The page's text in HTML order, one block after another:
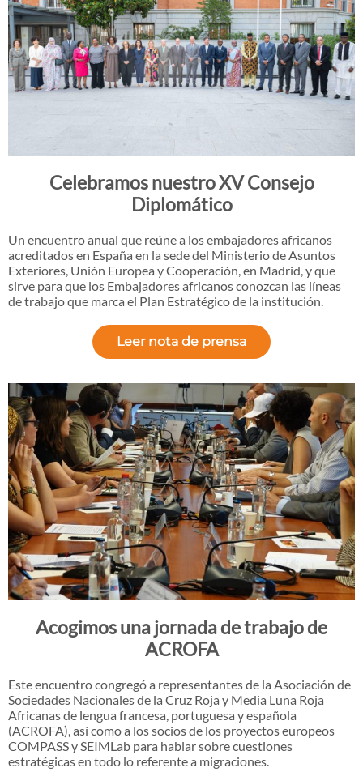
Celebramos nuestro XV Consejo
Diplomático
Un encuentro anual que reúne a los embajadores africanos
acreditados en España en la sede del Ministerio de Asuntos
Exteriores, Unión Europea y Cooperación, en Madrid, y que
sirve para que los Embajadores africanos conozcan las líneas
de trabajo que marca el Plan Estratégico de la institución.
Leer nota de prensa
Acogimos una jornada de trabajo de
ACROFA
Este encuentro congregó a representantes de la Asociación de
Sociedades Nacionales de la Cruz Roja y Media Luna Roja
Africanas de lengua francesa, portuguesa y española
(ACROFA), así como a los socios de los proyectos europeos
COMPASS y SEIMLab para hablar sobre cuestiones
estratégicas en todo lo referente a migraciones.